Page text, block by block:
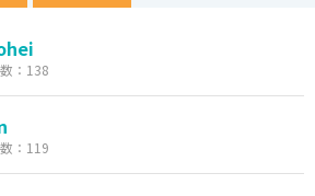
：138
：119